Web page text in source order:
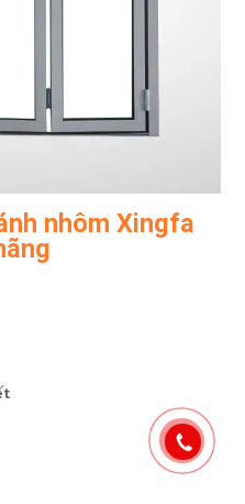
nhôm Xingfa